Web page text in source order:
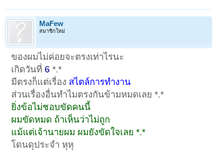
MaFew
สมาชิกใหม่
ของผมไม่ค่อยจะตรงเท่าไรนะ
เกิดวันที่ 6*.*
มีตรงก็แต่เรื่อง สไตล์การทำงาน
ส่วนเรื่องอื่นทำไมตรงกันข้ามหมดเลย *.*
ยิ่งข้อไม่ชอบขัดคนนี้
ผมขัดหมด ถ้าเห็นว่าไม่ถูก
แม้แต่เจ้านายผม ผมยังขัดใจเลย *.*
โดนดุประจำ หุหุ